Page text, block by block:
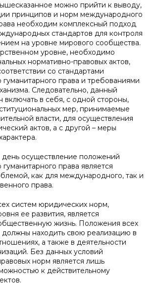
можно прийти к выводу,
принципов и норм международного
необходим комплексный подход
стандартов для контроля
на уровне мирового сообщества.
уровне, необходимо
нормативно-правовых актов,
со стандартами
права и требованиями
Следовательно, данный
включать в себя, с одной стороны,
мер, принимаемые
власти, для осуществления
актов, а с другой – меры
осуществление положений
права является
как для международного, так и
права.
систем юридических норм,
ее развития, является
жизнь. Положения всех
должны находить свою реализацию в
а также в деятельности
Без данных условий
норм является лишь
к действительному